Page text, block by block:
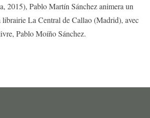
2015), Pablo Martín Sánchez animera un
librairie La Central de Callao (Madrid), avec
Pablo Moíño Sánchez.